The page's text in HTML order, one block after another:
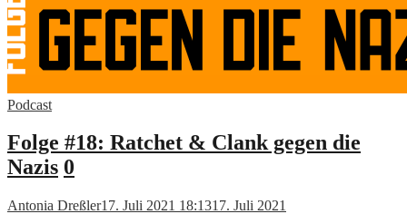
Podcast
Folge #18: Ratchet & Clank gegen die
Nazis 0
Antonia Dreßler17. Juli 2021 18:1317. Juli 2021